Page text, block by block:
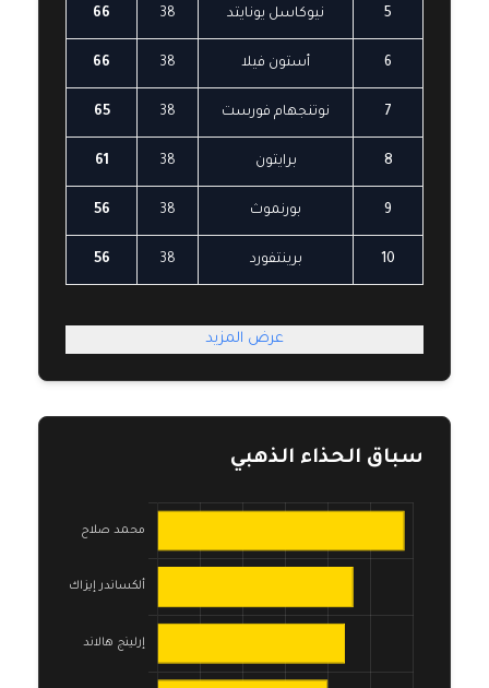
5 نيوكاسل يونايتد 38
66
6 أستون فيلا 38
66
7 نوتنجهام فورست 38
65
8 برايتون 38
61
9 بورنموث 38
56
10 برينتفورد 38
56
عرض المزيد
سباق الحذاء الذهبي